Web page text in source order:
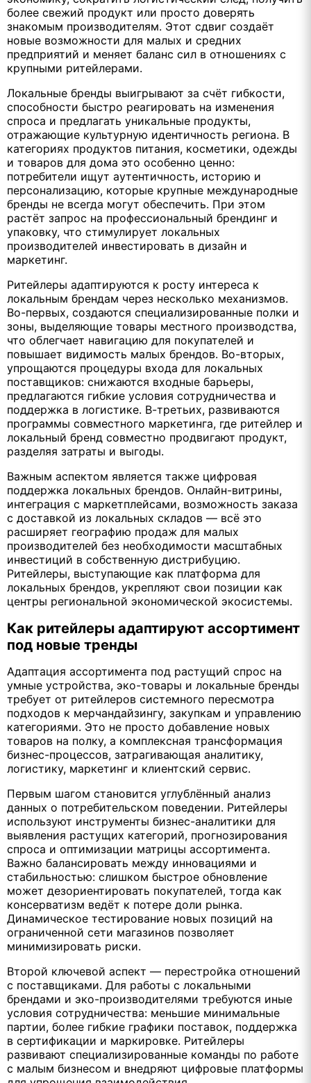
более свежий продукт или просто доверять
знакомым производителям. Этот сдвиг создаёт
новые возможности для малых и средних
предприятий и меняет баланс сил в отношениях с
крупными ритейлерами.
Локальные бренды выигрывают за счёт гибкости,
способности быстро реагировать на изменения
спроса и предлагать уникальные продукты,
отражающие культурную идентичность региона. В
категориях продуктов питания, косметики, одежды
и товаров для дома это особенно ценно:
потребители ищут аутентичность, историю и
персонализацию, которые крупные международные
бренды не всегда могут обеспечить. При этом
растёт запрос на профессиональный брендинг и
упаковку, что стимулирует локальных
производителей инвестировать в дизайн и
маркетинг.
Ритейлеры адаптируются к росту интереса к
локальным брендам через несколько механизмов.
Во-первых, создаются специализированные полки и
зоны, выделяющие товары местного производства,
что облегчает навигацию для покупателей и
повышает видимость малых брендов. Во-вторых,
упрощаются процедуры входа для локальных
поставщиков: снижаются входные барьеры,
предлагаются гибкие условия сотрудничества и
поддержка в логистике. В-третьих, развиваются
программы совместного маркетинга, где ритейлер и
локальный бренд совместно продвигают продукт,
разделяя затраты и выгоды.
Важным аспектом является также цифровая
поддержка локальных брендов. Онлайн-витрины,
интеграция с маркетплейсами, возможность заказа
с доставкой из локальных складов — всё это
расширяет географию продаж для малых
производителей без необходимости масштабных
инвестиций в собственную дистрибуцию.
Ритейлеры, выступающие как платформа для
локальных брендов, укрепляют свои позиции как
центры региональной экономической экосистемы.
Как ритейлеры адаптируют ассортимент
под новые тренды
Адаптация ассортимента под растущий спрос на
умные устройства, эко-товары и локальные бренды
требует от ритейлеров системного пересмотра
подходов к мерчандайзингу, закупкам и управлению
категориями. Это не просто добавление новых
товаров на полку, а комплексная трансформация
бизнес-процессов, затрагивающая аналитику,
логистику, маркетинг и клиентский сервис.
Первым шагом становится углублённый анализ
данных о потребительском поведении. Ритейлеры
используют инструменты бизнес-аналитики для
выявления растущих категорий, прогнозирования
спроса и оптимизации матрицы ассортимента.
Важно балансировать между инновациями и
стабильностью: слишком быстрое обновление
может дезориентировать покупателей, тогда как
консерватизм ведёт к потере доли рынка.
Динамическое тестирование новых позиций на
ограниченной сети магазинов позволяет
минимизировать риски.
Второй ключевой аспект — перестройка отношений
с поставщиками. Для работы с локальными
брендами и эко-производителями требуются иные
условия сотрудничества: меньшие минимальные
партии, более гибкие графики поставок, поддержка
в сертификации и маркировке. Ритейлеры
развивают специализированные команды по работе
с малым бизнесом и внедряют цифровые платформы